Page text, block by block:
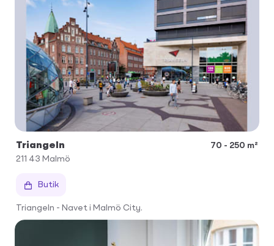
Triangeln
70 - 250 m²
211 43 Malmö
Butik
Triangeln - Navet i Malmö City.